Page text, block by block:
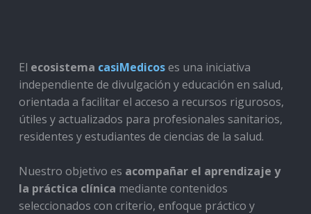
El ecosistema casiMedicoses una iniciativa
independiente de divulgación y educación en salud,
orientada a facilitar el acceso a recursos rigurosos,
útiles y actualizados para profesionales sanitarios,
residentes y estudiantes de ciencias de la salud.
Nuestro objetivo es acompañar el aprendizaje y
la práctica clínica mediante contenidos
seleccionados con criterio, enfoque práctico y